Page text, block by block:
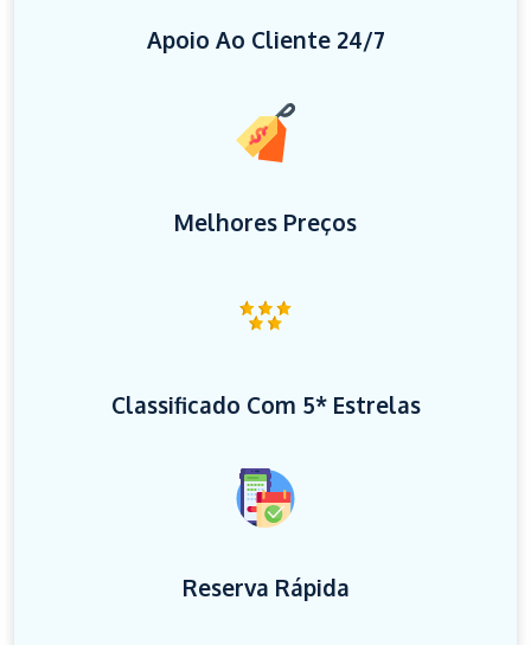
Apoio Ao Cliente 24/7
Melhores Preços
Classificado Com 5* Estrelas
Reserva Rápida